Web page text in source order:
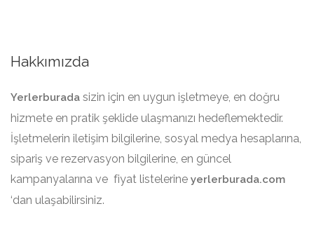
Hakkımızda
Yerlerburada sizin için en uygun işletmeye, en doğru
hizmete en pratik şeklide ulaşmanızı hedeflemektedir.
İşletmelerin iletişim bilgilerine, sosyal medya hesaplarına,
sipariş ve rezervasyon bilgilerine, en güncel
kampanyalarına ve fiyat listelerine yerlerburada.com
‘dan ulaşabilirsiniz.